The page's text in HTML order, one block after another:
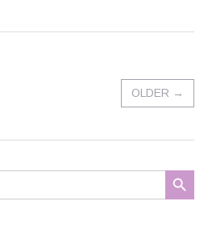
OLDER →
Search Button